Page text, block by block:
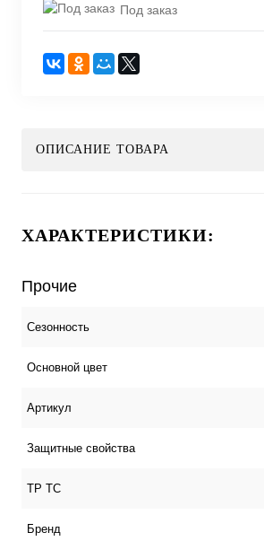
Под заказ
ОПИСАНИЕ ТОВАРА
ХАРАКТЕРИСТИКИ:
Прочие
Сезонность
Основной цвет
Артикул
Защитные свойства
ТР ТС
Бренд